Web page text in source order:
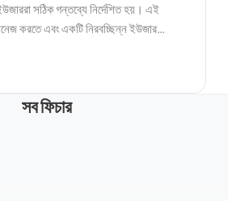
সঠিক গন্তব্যে নির্দেশিত হয়। এই
করতে এবং একটি নিরবচ্ছিন্ন ইউজার
মতো নির্দিষ্ট মাপদণ্ডের ভিত্তিতে বিভিন্ন
সব ফিচার